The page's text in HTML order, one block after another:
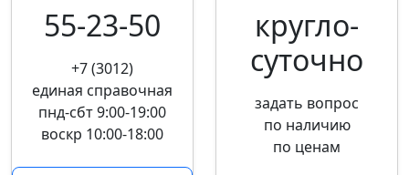
55-23-50
+7 (3012)
единая справочная
пнд-сбт 9:00-19:00
воскр 10:00-18:00
кругло­
суточно
задать вопрос
по наличию
по ценам